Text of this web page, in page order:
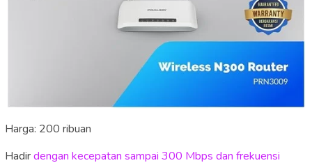
Harga: 200 ribuan
Hadirdengan kecepatan sampai 300 Mbps dan frekuensi